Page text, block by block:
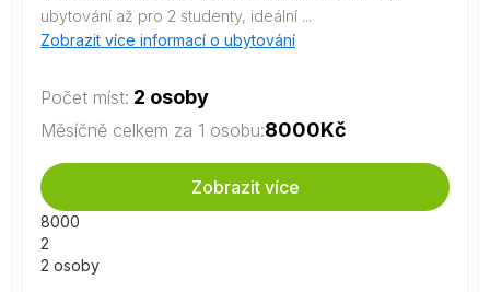
ubytování až pro 2 studenty, ideální ...
Zobrazit více informací o ubytování
Počet míst: 2 osoby
Měsíčně celkem za 1 osobu:8000Kč
Zobrazit více
8000
2
2 osoby